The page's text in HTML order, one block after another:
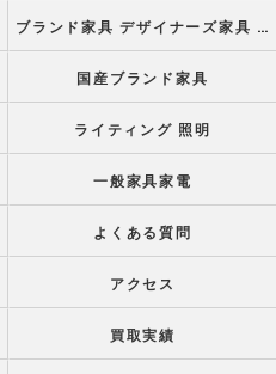
ブランド家具 デザイナーズ家具 高級オフィス家具
国産ブランド家具
ライティング 照明
一般家具家電
よくある質問
アクセス
買取実績